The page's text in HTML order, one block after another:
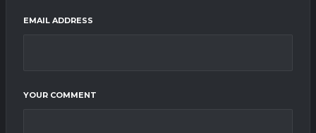
EMAIL ADDRESS
YOUR COMMENT